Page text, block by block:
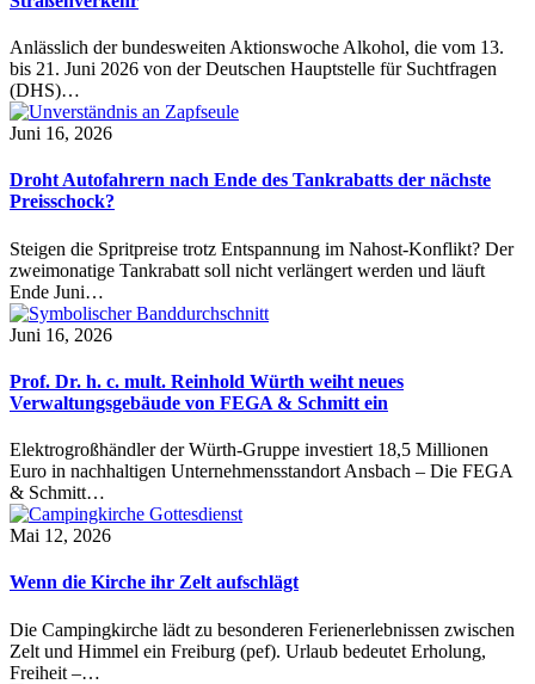
Anlässlich der bundesweiten Aktionswoche Alkohol, die vom 13.
bis 21. Juni 2026 von der Deutschen Hauptstelle für Suchtfragen
(DHS)…
Juni 16, 2026
Droht Autofahrern nach Ende des Tankrabatts der nächste
Preisschock?
Steigen die Spritpreise trotz Entspannung im Nahost-Konflikt? Der
zweimonatige Tankrabatt soll nicht verlängert werden und läuft
Ende Juni…
Juni 16, 2026
Prof. Dr. h. c. mult. Reinhold Würth weiht neues
Verwaltungsgebäude von FEGA & Schmitt ein
Elektrogroßhändler der Würth-Gruppe investiert 18,5 Millionen
Euro in nachhaltigen Unternehmensstandort Ansbach – Die FEGA
& Schmitt…
Mai 12, 2026
Wenn die Kirche ihr Zelt aufschlägt
Die Campingkirche lädt zu besonderen Ferienerlebnissen zwischen
Zelt und Himmel ein Freiburg (pef). Urlaub bedeutet Erholung,
Freiheit –…